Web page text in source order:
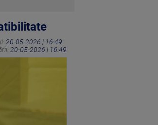
20-05-2026 | 16:49
20-05-2026 | 16:49